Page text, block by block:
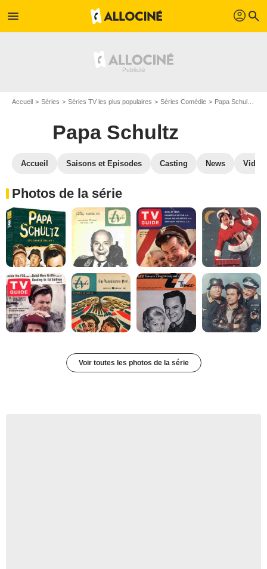
menu profil search
Accueil Séries Séries TV les plus populaires Séries Comédie Papa Schultz
Papa Schultz
Accueil Saisons et Episodes Casting News
Photos de la série
Voir toutes les photos de la série